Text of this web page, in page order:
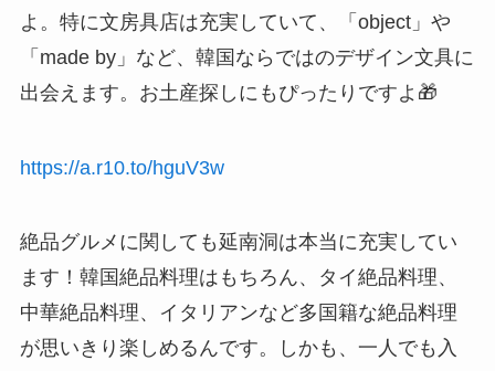
よ。特に文房具店は充実していて、「object」や
「made by」など、韓国ならではのデザイン文具に
出会えます。お土産探しにもぴったりですよ🎁
https://a.r10.to/hguV3w
絶品グルメに関しても延南洞は本当に充実してい
ます！韓国絶品料理はもちろん、タイ絶品料理、
中華絶品料理、イタリアンなど多国籍な絶品料理
が思いきり楽しめるんです。しかも、一人でも入